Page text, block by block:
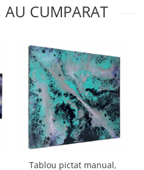
CUMPARAT
Tablou pictat manual,